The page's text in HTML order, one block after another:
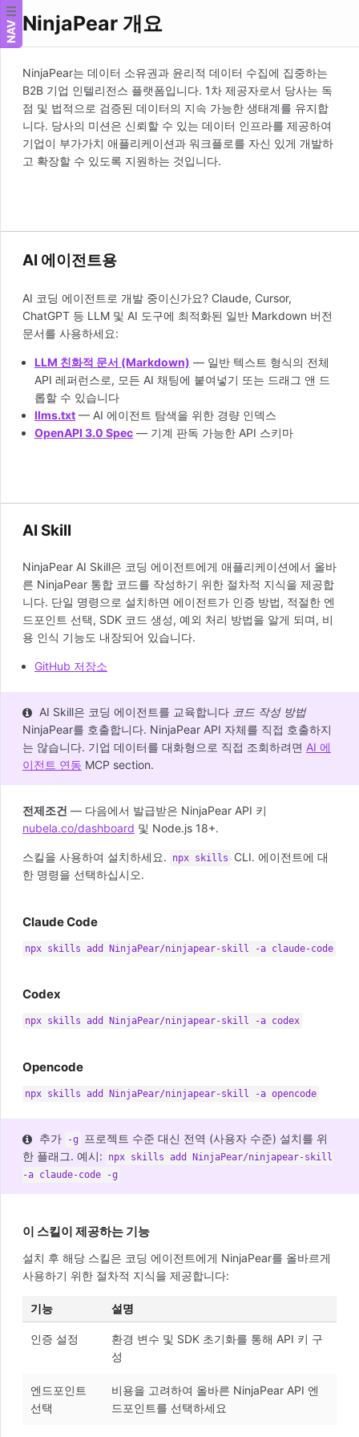
NAV NinjaPear 개요
NinjaPear는 데이터 소유권과 윤리적 데이터 수집에 집중하는
B2B 기업 인텔리전스 플랫폼입니다. 1차 제공자로서 당사는 독
점 및 법적으로 검증된 데이터의 지속 가능한 생태계를 유지합
니다. 당사의 미션은 신뢰할 수 있는 데이터 인프라를 제공하여
기업이 부가가치 애플리케이션과 워크플로를 자신 있게 개발하
고 확장할 수 있도록 지원하는 것입니다.
AI 에이전트용
AI 코딩 에이전트로 개발 중이신가요? Claude, Cursor,
ChatGPT 등 LLM 및 AI 도구에 최적화된 일반 Markdown 버전
문서를 사용하세요:
LLM 친화적 문서 (Markdown) — 일반 텍스트 형식의 전체
API 레퍼런스로, 모든 AI 채팅에 붙여넣기 또는 드래그 앤 드
롭할 수 있습니다
llms.txt — AI 에이전트 탐색을 위한 경량 인덱스
OpenAPI 3.0 Spec — 기계 판독 가능한 API 스키마
AI Skill
NinjaPear AI Skill은 코딩 에이전트에게 애플리케이션에서 올바
른 NinjaPear 통합 코드를 작성하기 위한 절차적 지식을 제공합
니다. 단일 명령으로 설치하면 에이전트가 인증 방법, 적절한 엔
드포인트 선택, SDK 코드 생성, 예외 처리 방법을 알게 되며, 비
용 인식 기능도 내장되어 있습니다.
GitHub 저장소
AI Skill은 코딩 에이전트를 교육합니다 코드 작성 방법
NinjaPear를 호출합니다. NinjaPear API 자체를 직접 호출하지
는 않습니다. 기업 데이터를 대화형으로 직접 조회하려면 AI 에
이전트 연동 MCP section.
전제조건 — 다음에서 발급받은 NinjaPear API 키
nubela.co/dashboard 및 Node.js 18+.
스킬을 사용하여 설치하세요. npx skills
CLI. 에이전트에 대
한 명령을 선택하십시오.
Claude Code
npx skills add NinjaPear/ninjapear-skill -a claude-code
Codex
npx skills add NinjaPear/ninjapear-skill -a codex
Opencode
npx skills add NinjaPear/ninjapear-skill -a opencode
추가 -g
프로젝트 수준 대신 전역 (사용자 수준) 설치를 위
한 플래그. 예시:
npx skills add NinjaPear/ninjapear-skill
-a claude-code -g
이 스킬이 제공하는 기능
설치 후 해당 스킬은 코딩 에이전트에게 NinjaPear를 올바르게
사용하기 위한 절차적 지식을 제공합니다:
기능 설명
인증 설정
환경 변수 및 SDK 초기화를 통해 API 키 구
성
엔드포인트
선택
비용을 고려하여 올바른 NinjaPear API 엔
드포인트를 선택하세요